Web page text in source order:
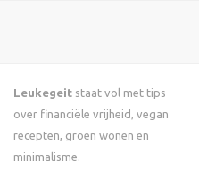
Leukegeit staat vol met tips
over financiële vrijheid, vegan
recepten, groen wonen en
minimalisme.